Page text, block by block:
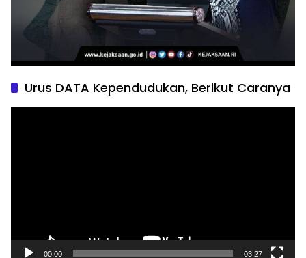
Urus DATA Kependudukan, Berikut Caranya
00:00 03:27